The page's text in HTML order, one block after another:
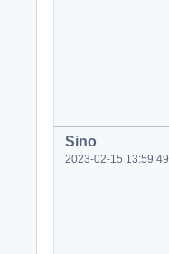
Sino
2023-02-15 13:59:49